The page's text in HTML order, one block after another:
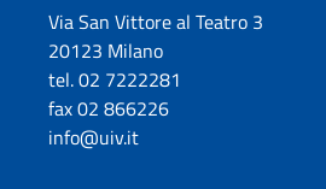
Via San Vittore al Teatro 3
20123 Milano
tel. 02 7222281
fax 02 866226
info@uiv.it